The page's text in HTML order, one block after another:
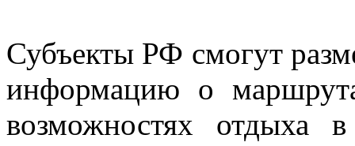
Субъекты РФ смогут
информацию о
возможностях отдыха